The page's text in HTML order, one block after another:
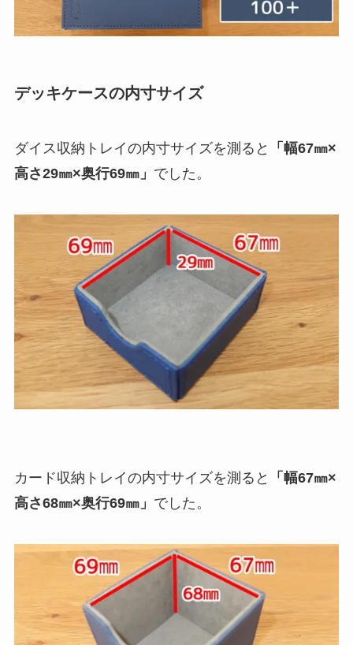
デッキケースの内寸サイズ
ダイス収納トレイの内寸サイズを測ると
「幅67㎜×
高さ29㎜×奥行69㎜」 でした。
カード収納トレイの内寸サイズを測ると
「幅67㎜×
高さ68㎜×奥行69㎜」 でした。